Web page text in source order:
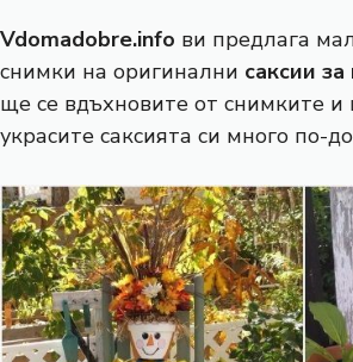
Vdomadobre.info ви предлага
снимки на оригинални саксии
ще се вдъхновите от снимките
украсите саксията си много по-